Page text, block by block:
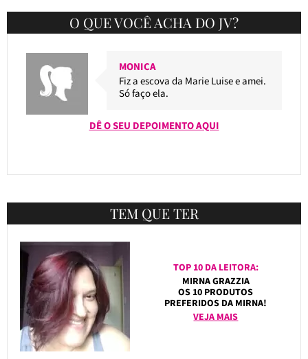
O QUE VOCÊ ACHA DO JV?
MONICA
Fiz a escova da Marie Luise e amei.
Só faço ela.
DÊ O SEU DEPOIMENTO AQUI
TEM QUE TER
TOP 10 DA LEITORA:
MIRNA GRAZZIA
OS 10 PRODUTOS
PREFERIDOS DA MIRNA!
VEJA MAIS